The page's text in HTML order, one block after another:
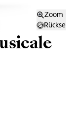
Zoom
Rückseite